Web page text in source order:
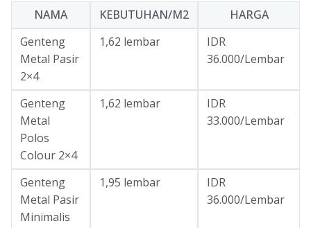
NAMA KEBUTUHAN/M2
HARGA
Genteng
Metal Pasir
2×4
1,62 lembar
IDR
36.000/Lembar
Genteng
Metal
Polos
Colour 2×4
1,62 lembar
IDR
33.000/Lembar
Genteng
Metal Pasir
Minimalis
1,95 lembar
IDR
36.000/Lembar